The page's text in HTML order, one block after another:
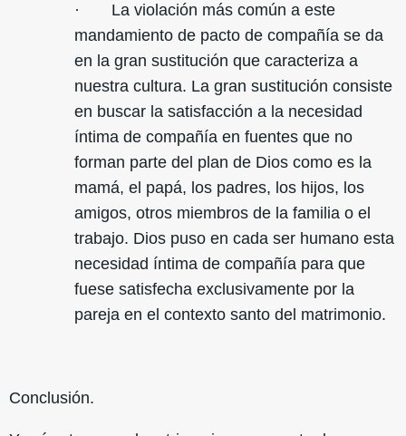
· La violación más común a este
mandamiento de pacto de compañía se da
en la gran sustitución que caracteriza a
nuestra cultura. La gran sustitución consiste
en buscar la satisfacción a la necesidad
íntima de compañía en fuentes que no
forman parte del plan de Dios como es la
mamá, el papá, los padres, los hijos, los
amigos, otros miembros de la familia o el
trabajo. Dios puso en cada ser humano esta
necesidad íntima de compañía para que
fuese satisfecha exclusivamente por la
pareja en el contexto santo del matrimonio.
Conclusión.